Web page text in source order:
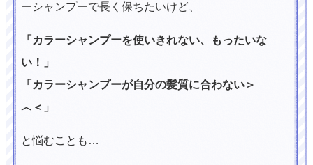
ーシャンプーで長く保ちたいけど、
「カラーシャンプーを使いきれない、もったいな
い！」
「カラーシャンプーが自分の髪質に合わない＞
︿＜」
と悩むことも…